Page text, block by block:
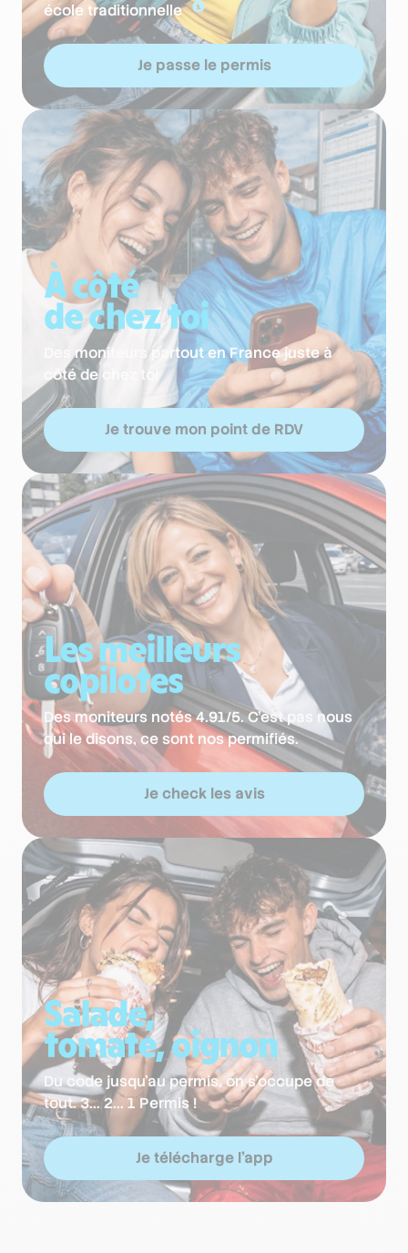
école traditionnelle
Je passe le permis
À côté
de chez toi
Des moniteurs partout en France juste à
côté de chez toi
Je trouve mon point de RDV
Les meilleurs
copilotes
Des moniteurs notés 4.91/5. C'est pas nous
qui le disons, ce sont nos permifiés.
Je check les avis
Salade,
tomate, oignon
Du code jusqu'au permis, on s'occupe de
tout. 3... 2... 1 Permis !
Je télécharge l'app